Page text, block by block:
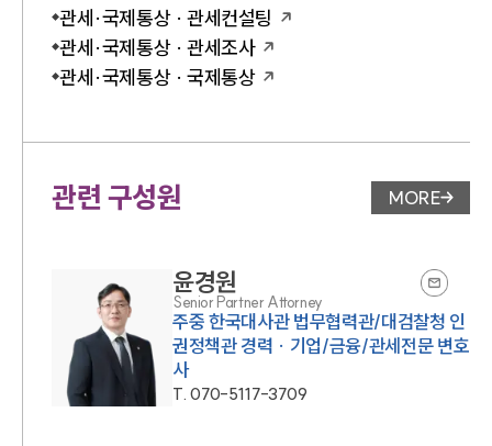
관세·국제통상 · 관세컨설팅
관세·국제통상 · 관세조사
관세·국제통상 · 국제통상
관련 구성원 변호사 페
MORE
윤경원
Senior Partner Attorney
주중 한국대사관 법무협력관/대검찰청 인
권정책관 경력 · 기업/금융/관세전문 변호
사
T.070-5117-3709